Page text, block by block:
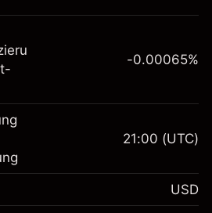
$1,000.00
-0.021568
%
-0.00065%
21:00 (UTC)
USD